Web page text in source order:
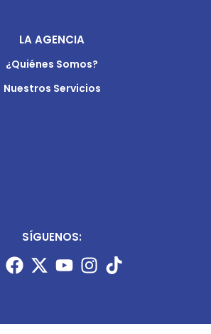
LA AGENCIA
¿Quiénes Somos?
Nuestros Servicios
SÍGUENOS: